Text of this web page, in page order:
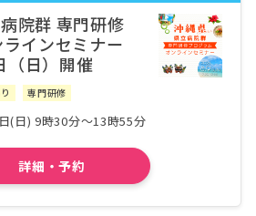
日本鋼管病院 病院詳細
連合会 浅間南麓こもろ
院群 専門研修
インセミナー
（日）開催
専門研修
(日) 9時30分～13時55分
詳細・予約